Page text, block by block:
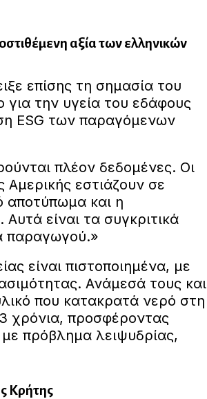
αξία των ελληνικών
επίσης τη σημασία του
για την υγεία του εδάφους
ESG των παραγόμενων
πλέον δεδομένες. Οι
εστιάζουν σε
αποτύπωμα και η
είναι τα συγκριτικά
παραγωγού.»
είναι πιστοποιημένα, με
Ανάμεσά τους και
που κατακρατά νερό στη
χρόνια, προσφέροντας
πρόβλημα λειψυδρίας,
Κρήτης